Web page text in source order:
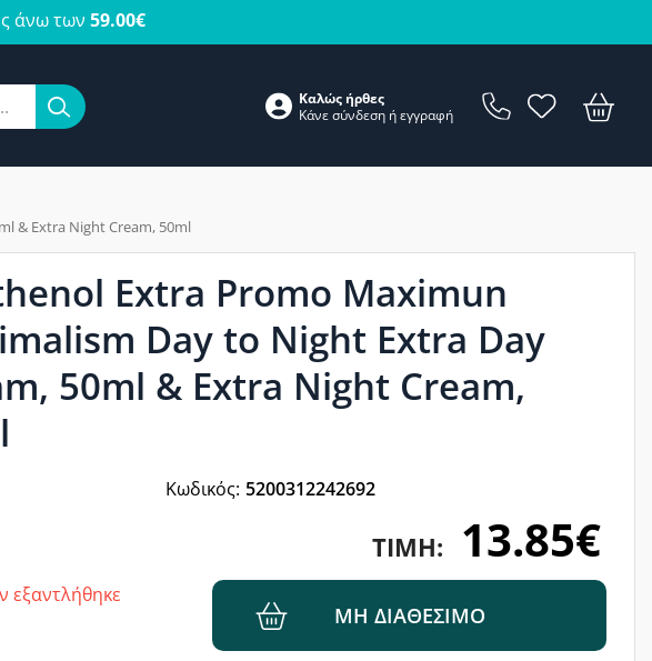
άνω των 59.00€
Καλώς ήρθες
Κάνεσύνδεση ήεγγραφή
& Extra Night Cream, 50ml
Extra Promo Maximun
Day to Night Extra Day
50ml & Extra Night Cream,
Κωδικός: 5200312242692
ΤΙΜΉ: 13.85€
εξαντλήθηκε
ΜΗ ΔΙΑΘΈΣΙΜΟ